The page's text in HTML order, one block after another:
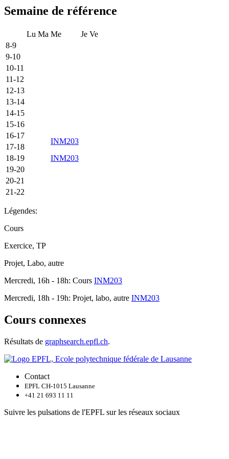
Semaine de référence
Lu Ma Me Je Ve
8-9
9-10
10-11
11-12
12-13
13-14
14-15
15-16
16-17
INM203
17-18
18-19
INM203
19-20
20-21
21-22
Légendes:
Cours
Exercice, TP
Projet, Labo, autre
Mercredi, 16h - 18h: Cours INM203
Mercredi, 18h - 19h: Projet, labo, autre INM203
Cours connexes
Résultats de graphsearch.epfl.ch.
Contact
EPFL CH-1015 Lausanne
+41 21 693 11 11
Suivre les pulsations de l'EPFL sur les réseaux sociaux